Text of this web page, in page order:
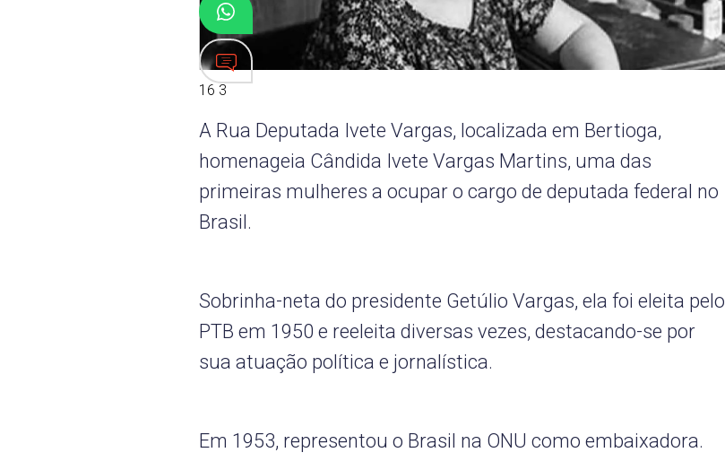
16 3
A Rua Deputada Ivete Vargas, localizada em Bertioga,
homenageia Cândida Ivete Vargas Martins, uma das
primeiras mulheres a ocupar o cargo de deputada federal no
Brasil.
Sobrinha-neta do presidente Getúlio Vargas, ela foi eleita pelo
PTB em 1950 e reeleita diversas vezes, destacando-se por
sua atuação política e jornalística.
Em 1953, representou o Brasil na ONU como embaixadora.